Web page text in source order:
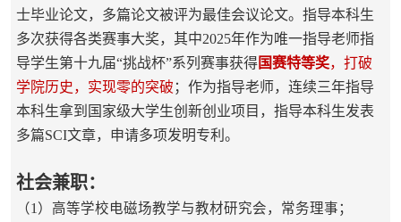
士毕业论文，多篇论文被评为最佳会议论文。指导本科生
多次获得各类赛事大奖，其中2025年作为唯一指导老师指
导学生第十九届“挑战杯”系列赛事获得国赛特等奖，打破
学院历史，实现零的突破 ；作为指导老师，连续三年指导
本科生拿到国家级大学生创新创业项目，指导本科生发表
多篇SCI文章，申请多项发明专利。
社会兼职：
（1）高等学校电磁场教学与教材研究会，常务理事；